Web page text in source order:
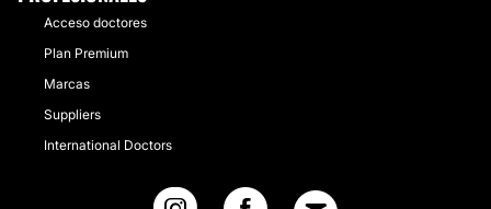
Acceso doctores
Plan Premium
Marcas
Suppliers
International Doctors